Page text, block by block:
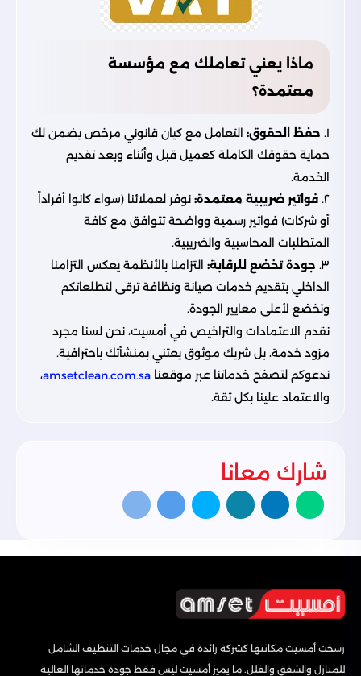
ماذا يعني تعاملك مع مؤسسة
معتمدة؟
١. حفظ الحقوق: التعامل مع كيان قانوني مرخص يضمن لك
حماية حقوقك الكاملة كعميل قبل وأثناء وبعد تقديم
الخدمة.
٢. فواتير ضريبية معتمدة: نوفر لعملائنا (سواء كانوا أفراداً
أو شركات) فواتير رسمية وواضحة تتوافق مع كافة
المتطلبات المحاسبية والضريبية.
٣. جودة تخضع للرقابة: التزامنا بالأنظمة يعكس التزامنا
الداخلي بتقديم خدمات صيانة ونظافة ترقى لتطلعاتكم
وتخضع لأعلى معايير الجودة.
نقدم الاعتمادات والتراخيص في أمسيت، نحن لسنا مجرد
مزود خدمة، بل شريك موثوق يعتني بمنشأتك باحترافية.
ندعوكم لتصفح خدماتنا عبر موقعنا amsetclean.com.sa،
والاعتماد علينا بكل ثقة.
شارك معانا
رسخت أمسيت مكانتها كشركة رائدة في مجال خدمات التنظيف الشامل
للمنازل والشقق والفلل. ما يميز أمسيت ليس فقط جودة خدماتها العالية